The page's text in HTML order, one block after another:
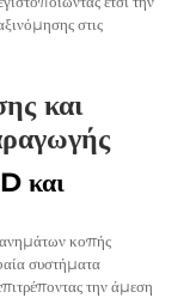
στις
και
και
κοπής
συστήματα
την άμεση